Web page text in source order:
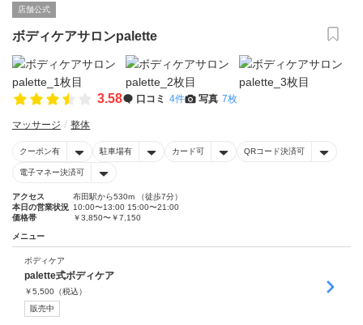
店舗公式
ボディケアサロンpalette
3.58 口コミ 4件 写真 7枚
マッサージ 整体
クーポン有 駐車場有 カード可 QRコード決済可
電子マネー決済可
アクセス
布田駅から530m （徒歩7分）
本日の営業状況 10:00〜13:00 15:00〜21:00
価格帯
￥3,850〜￥7,150
メニュー
ボディケア
palette式ボディケア
￥5,500 （税込）
販売中